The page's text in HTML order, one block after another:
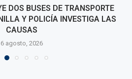
DOS BUSES DE TRANSPORTE
Y POLICÍA INVESTIGA LAS
CAUSAS
6 agosto, 2026